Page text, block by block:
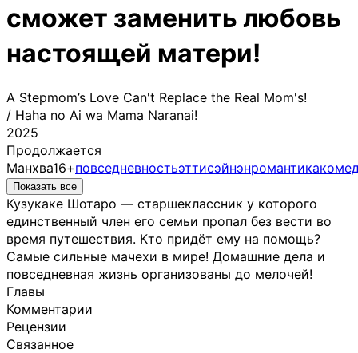
сможет заменить любовь
настоящей матери!
A Stepmom’s Love Can't Replace the Real Mom's!
/ Haha no Ai wa Mama Naranai!
2025
Продолжается
Манхва16+повседневностьэттисэйнэнромантика
Показать все
Кузукаке Шотаро — старшеклассник у которого
единственный член его семьи пропал без вести во
время путешествия. Кто придёт ему на помощь?
Самые сильные мачехи в мире! Домашние дела и
повседневная жизнь организованы до мелочей!
Главы
Комментарии
Рецензии
Связанное